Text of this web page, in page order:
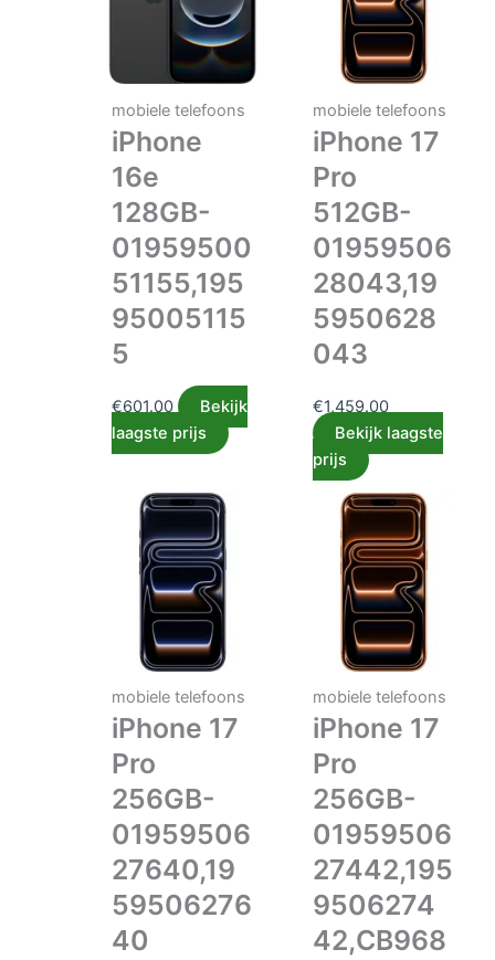
mobiele telefoons
iPhone
16e
128GB-
01959500
51155,195
95005115
5
€601.00
Bekijk
laagste prijs
mobiele telefoons
iPhone 17
Pro
512GB-
01959506
28043,19
5950628
043
€1,459.00
Bekijk laagste
prijs
mobiele telefoons
iPhone 17
Pro
256GB-
01959506
27640,19
59506276
40
mobiele telefoons
iPhone 17
Pro
256GB-
01959506
27442,195
9506274
42,CB968